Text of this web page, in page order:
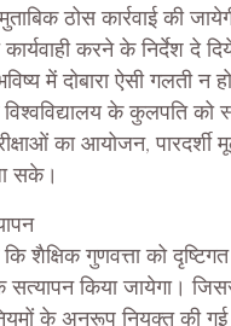
ठोस कार्रवाई की
कार्यवाही करने के निर्देश
में दोबारा ऐसी गलती न
के कुलपति को
का आयोजन,
सके।
शैक्षिक गुणवत्ता को
सत्यापन किया जायेगा।
के अनुरूप नियुक्त की